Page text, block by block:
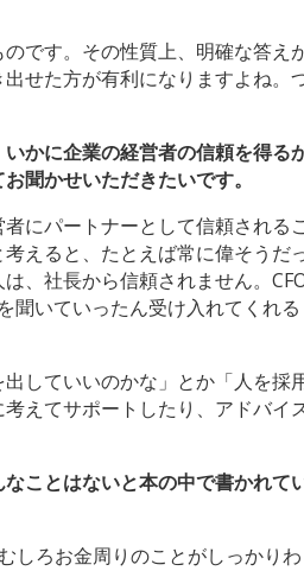
です。その性質上、明確な答え
せた方が有利になりますよね。
かに企業の経営者の信頼を得る
聞かせいただきたいです。
にパートナーとして信頼される
えると、たとえば常に偉そうだ
、社長から信頼されません。
聞いていったん受け入れてくれる
していいのかな」とか「人を採
えてサポートしたり、アドバイ
ことはないと本の中で書かれて
しろお金周りのことがしっかりわ